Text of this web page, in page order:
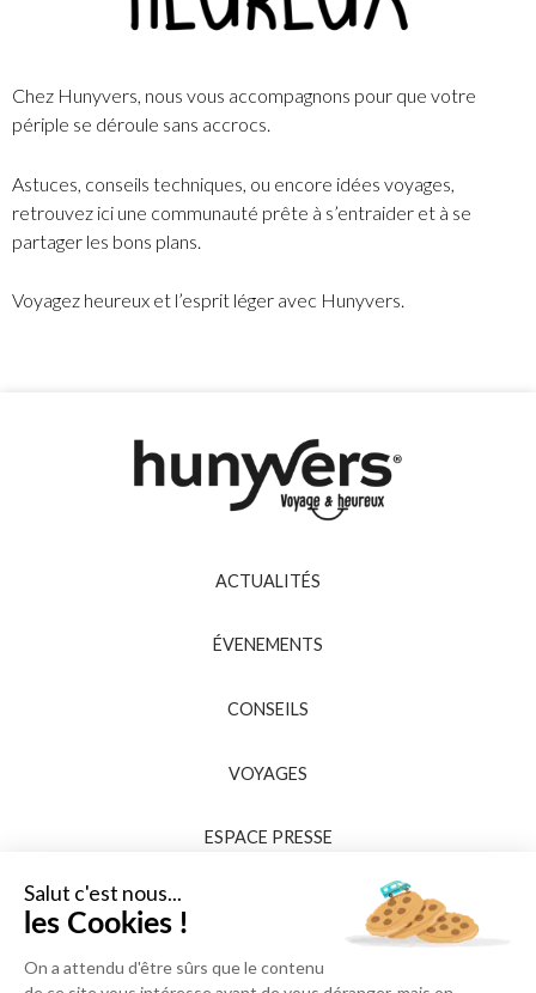
Chez Hunyvers, nous vous accompagnons pour que votre
périple se déroule sans accrocs.
Astuces, conseils techniques, ou encore idées voyages,
retrouvez ici une communauté prête à s’entraider et à se
partager les bons plans.
Voyagez heureux et l’esprit léger avec Hunyvers.
ACTUALITÉS
ÉVENEMENTS
CONSEILS
VOYAGES
ESPACE PRESSE
Salut c'est nous...
les Cookies !
On a attendu d'être sûrs que le contenu